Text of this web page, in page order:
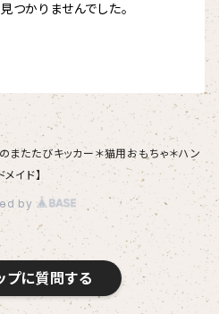
つかりませんでした。
たびキッカー＊猫用おもちゃ＊ハン
メイド】
by
プに質問する